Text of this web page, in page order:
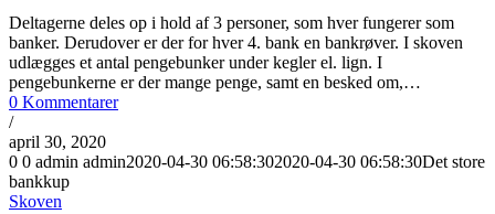
Deltagerne deles op i hold af 3 personer, som hver fungerer som
banker. Derudover er der for hver 4. bank en bankrøver. I skoven
udlægges et antal pengebunker under kegler el. lign. I
pengebunkerne er der mange penge, samt en besked om,…
0 Kommentarer
/
april 30, 2020
0 0 admin admin2020-04-30 06:58:302020-04-30 06:58:30Det store
bankkup
Skoven